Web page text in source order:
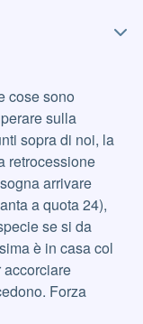
cose sono
sulla
sopra di noi, la
retrocessione
arrivare
a quota 24),
se si da
è in casa col
accorciare
Forza